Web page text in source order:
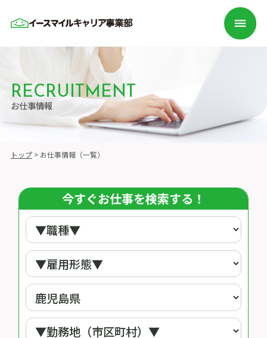
RECRUITMENT
お仕事情報
トップ> お仕事情報（一覧）
今すぐお仕事を検索する！